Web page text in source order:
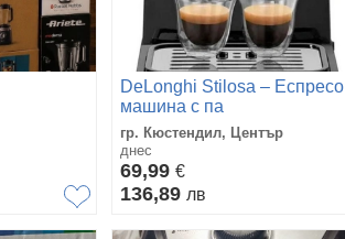
DeLonghi Stilosa – Еспресо
машина с па
гр. Кюстендил, Център
днес
69,99 €
136,89 лв